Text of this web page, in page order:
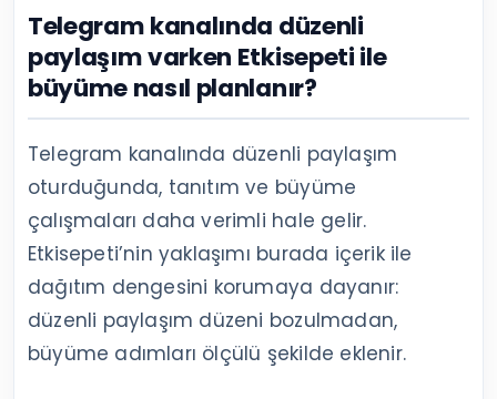
Telegram kanalında düzenli
paylaşım varken Etkisepeti ile
büyüme nasıl planlanır?
Telegram kanalında düzenli paylaşım
oturduğunda, tanıtım ve büyüme
çalışmaları daha verimli hale gelir.
Etkisepeti’nin yaklaşımı burada içerik ile
dağıtım dengesini korumaya dayanır:
düzenli paylaşım düzeni bozulmadan,
büyüme adımları ölçülü şekilde eklenir.